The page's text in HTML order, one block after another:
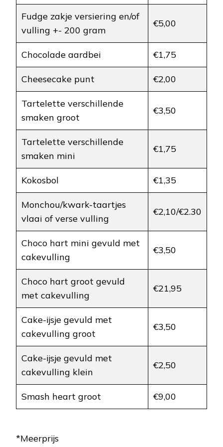
Fudge zakje versiering en/of
vulling +- 200 gram
€5,00
Chocolade aardbei €1,75
Cheesecake punt €2,00
Tartelette verschillende
smaken groot
€3,50
Tartelette verschillende
smaken mini
€1,75
Kokosbol €1,35
Monchou/kwark-taartjes
vlaai of verse vulling
€2,10/€2.30
Choco hart mini gevuld met
cakevulling
€3,50
Choco hart groot gevuld
met cakevulling
€21,95
Cake-ijsje gevuld met
cakevulling groot
€3,50
Cake-ijsje gevuld met
cakevulling klein
€2,50
Smash heart groot €9,00
*Meerprijs